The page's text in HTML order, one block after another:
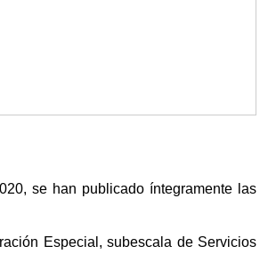
se han publicado íntegramente las
Especial, subescala de Servicios